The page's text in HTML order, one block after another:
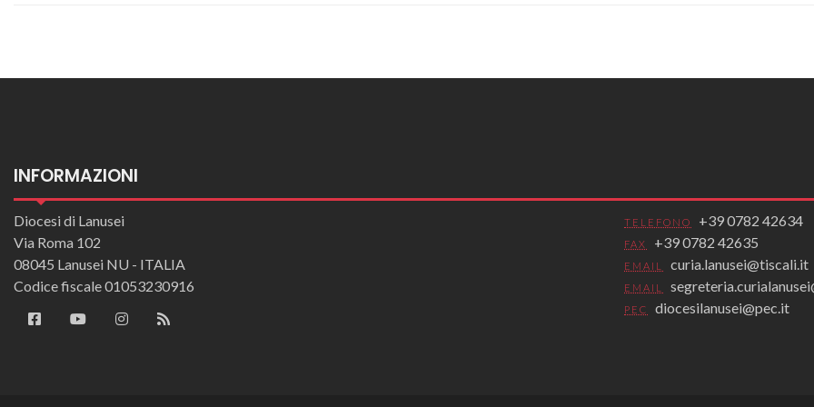
INFORMAZIONI
Diocesi di Lanusei
Via Roma 102
08045 Lanusei NU - ITALIA
Codice fiscale 01053230916
TELEFONO +39 0782 42634
FAX +39 0782 42635
EMAIL curia.lanusei@tiscali.it
EMAIL
PEC diocesilanusei@pec.it